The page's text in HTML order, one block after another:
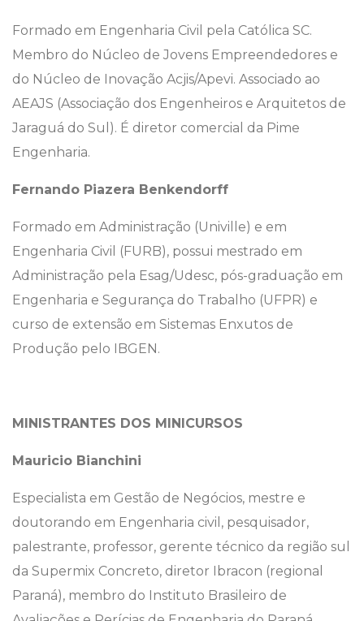
Formado em Engenharia Civil pela Católica SC.
Membro do Núcleo de Jovens Empreendedores e
do Núcleo de Inovação Acjis/Apevi. Associado ao
AEAJS (Associação dos Engenheiros e Arquitetos de
Jaraguá do Sul). É diretor comercial da Pime
Engenharia.
Fernando Piazera Benkendorff
Formado em Administração (Univille) e em
Engenharia Civil (FURB), possui mestrado em
Administração pela Esag/Udesc, pós-graduação em
Engenharia e Segurança do Trabalho (UFPR) e
curso de extensão em Sistemas Enxutos de
Produção pelo IBGEN.
MINISTRANTES DOS MINICURSOS
Mauricio Bianchini
Especialista em Gestão de Negócios, mestre e
doutorando em Engenharia civil, pesquisador,
palestrante, professor, gerente técnico da região sul
da Supermix Concreto, diretor Ibracon (regional
Paraná), membro do Instituto Brasileiro de